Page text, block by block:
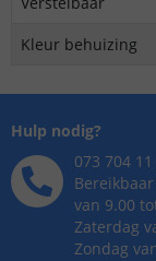
Kleur behuizing
Hulp nodig?
073 704
van 9.00
Zaterdag
Zondag